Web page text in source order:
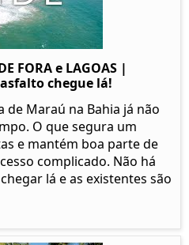
FORA e LAGOAS |
chegue lá!
de Maraú na Bahia já não
O que segura um
e mantém boa parte de
complicado. Não há
lá e as existentes são